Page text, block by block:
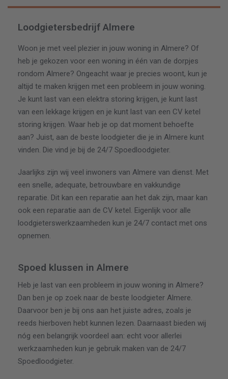
Loodgietersbedrijf Almere
Woon je met veel plezier in jouw woning in Almere? Of
heb je gekozen voor een woning in één van de dorpjes
rondom Almere? Ongeacht waar je precies woont, kun je
altijd te maken krijgen met een probleem in jouw woning.
Je kunt last van een elektra storing krijgen, je kunt last
van een lekkage krijgen en je kunt last van een CV ketel
storing krijgen. Waar heb je op dat moment behoefte
aan? Juist, aan de beste loodgieter die je in Almere kunt
vinden. Die vind je bij de 24/7 Spoedloodgieter.
Jaarlijks zijn wij veel inwoners van Almere van dienst. Met
een snelle, adequate, betrouwbare en vakkundige
reparatie. Dit kan een reparatie aan het dak zijn, maar kan
ook een reparatie aan de CV ketel. Eigenlijk voor alle
loodgieterswerkzaamheden kun je 24/7 contact met ons
opnemen.
Spoed klussen in Almere
Heb je last van een probleem in jouw woning in Almere?
Dan ben je op zoek naar de beste loodgieter Almere.
Daarvoor ben je bij ons aan het juiste adres, zoals je
reeds hierboven hebt kunnen lezen. Daarnaast bieden wij
nóg een belangrijk voordeel aan: echt voor allerlei
werkzaamheden kun je gebruik maken van de 24/7
Spoedloodgieter.